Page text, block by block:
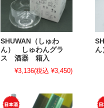
SHUWAN（しゅわ
ん） しゅわんグラ
ス 酒器 箱入
¥3,136(税込 ¥3,450)